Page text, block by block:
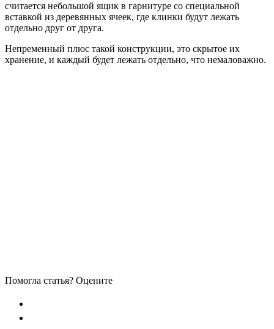
считается небольшой ящик в гарнитуре со специальной
вставкой из деревянных ячеек, где клинки будут лежать
отдельно друг от друга.
Непременный плюс такой конструкции, это скрытое их
хранение, и каждый будет лежать отдельно, что немаловажно.
Помогла статья? Оцените